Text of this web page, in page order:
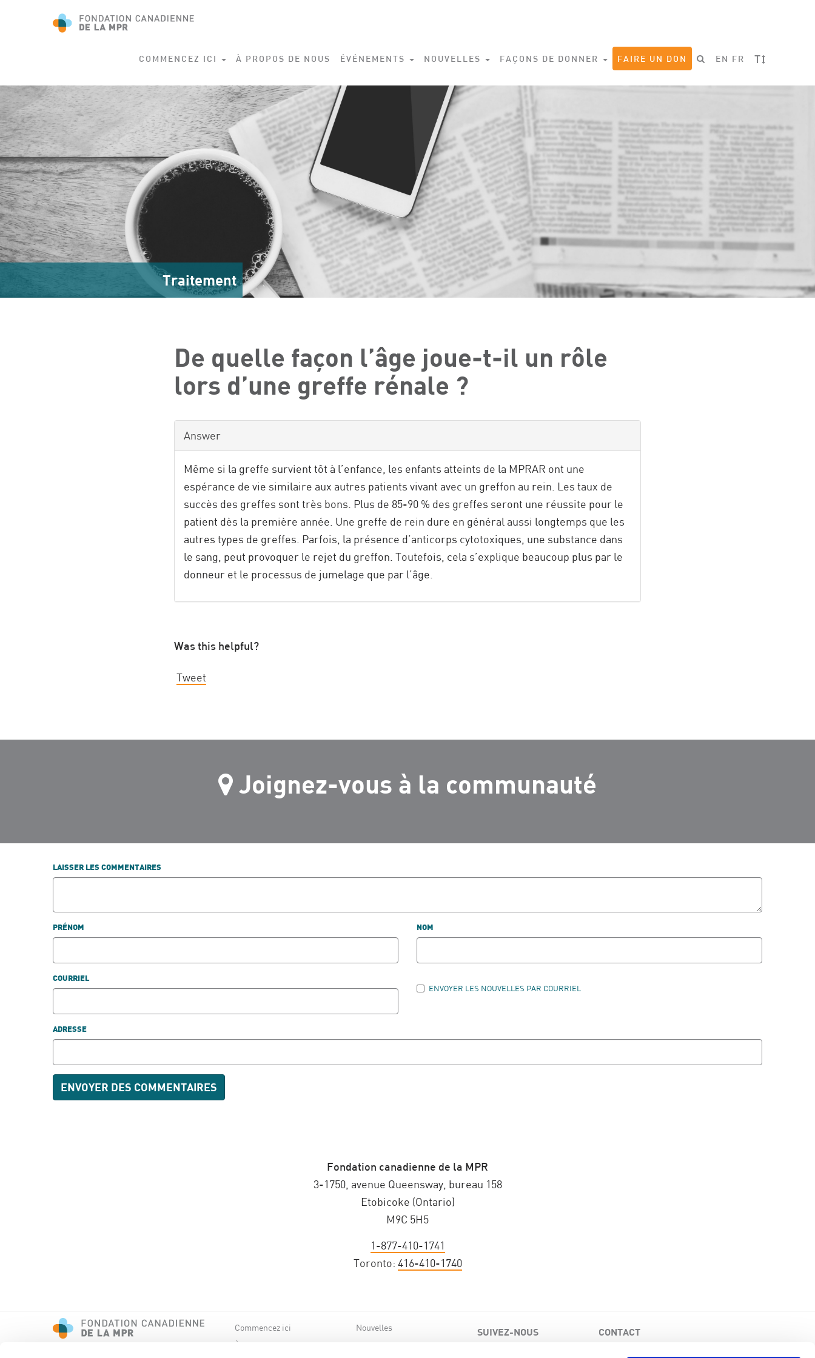
COMMENCEZ ICI À PROPOS DE NOUS ÉVÉNEMENTS NOUVELLES FAÇONS DE DONNER FAIRE UN DON EN FR T
Traitement
De quelle façon l’âge joue-t-il un rôle
lors d’une greffe rénale ?
Answer
Même si la greffe survient tôt à l’enfance, les enfants atteints de la MPRAR ont une
espérance de vie similaire aux autres patients vivant avec un greffon au rein. Les taux de
succès des greffes sont très bons. Plus de 85-90 % des greffes seront une réussite pour le
patient dès la première année. Une greffe de rein dure en général aussi longtemps que les
autres types de greffes. Parfois, la présence d’anticorps cytotoxiques, une substance dans
le sang, peut provoquer le rejet du greffon. Toutefois, cela s’explique beaucoup plus par le
donneur et le processus de jumelage que par l’âge.
Was this helpful?
Tweet
Joignez-vous à la communauté
LAISSER LES COMMENTAIRES
PRÉNOM NOM
COURRIEL
ENVOYER LES NOUVELLES PAR COURRIEL
ADRESSE
Fondation canadienne de la MPR
3-1750, avenue Queensway, bureau 158
Etobicoke (Ontario)
M9C 5H5
1-877-410-1741
Toronto: 416-410-1740
Commencez ici
À propos de nous
Nouvelles SUIVEZ-NOUS CONTACT